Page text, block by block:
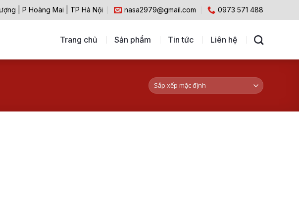
| P Hoàng Mai | TP Hà Nội nasa2979@gmail.com 0973 571 488
Trang chủ Sản phẩm Tin tức Liên hệ